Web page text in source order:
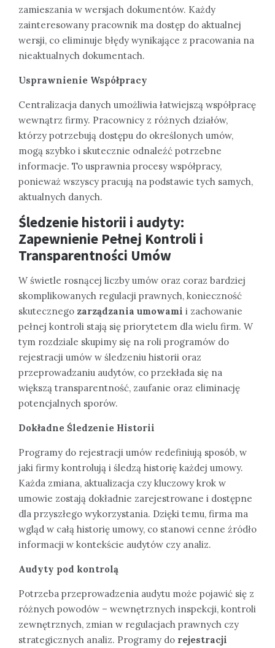
zamieszania w wersjach dokumentów. Każdy
zainteresowany pracownik ma dostęp do aktualnej
wersji, co eliminuje błędy wynikające z pracowania na
nieaktualnych dokumentach.
Usprawnienie Współpracy
Centralizacja danych umożliwia łatwiejszą współpracę
wewnątrz firmy. Pracownicy z różnych działów,
którzy potrzebują dostępu do określonych umów,
mogą szybko i skutecznie odnaleźć potrzebne
informacje. To usprawnia procesy współpracy,
ponieważ wszyscy pracują na podstawie tych samych,
aktualnych danych.
Śledzenie historii i audyty:
Zapewnienie Pełnej Kontroli i
Transparentności Umów
W świetle rosnącej liczby umów oraz coraz bardziej
skomplikowanych regulacji prawnych, konieczność
skutecznego zarządzania umowami i zachowanie
pełnej kontroli stają się priorytetem dla wielu firm. W
tym rozdziale skupimy się na roli programów do
rejestracji umów w śledzeniu historii oraz
przeprowadzaniu audytów, co przekłada się na
większą transparentność, zaufanie oraz eliminację
potencjalnych sporów.
Dokładne Śledzenie Historii
Programy do rejestracji umów redefiniują sposób, w
jaki firmy kontrolują i śledzą historię każdej umowy.
Każda zmiana, aktualizacja czy kluczowy krok w
umowie zostają dokładnie zarejestrowane i dostępne
dla przyszłego wykorzystania. Dzięki temu, firma ma
wgląd w całą historię umowy, co stanowi cenne źródło
informacji w kontekście audytów czy analiz.
Audyty pod kontrolą
Potrzeba przeprowadzenia audytu może pojawić się z
różnych powodów – wewnętrznych inspekcji, kontroli
zewnętrznych, zmian w regulacjach prawnych czy
strategicznych analiz. Programy do rejestracji